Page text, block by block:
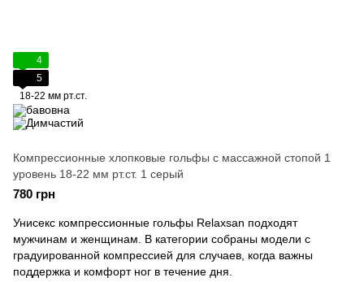
4
5
18-22 мм рт.ст.
Компрессионные хлопковые гольфы с массажной стопой 1
уровень 18-22 мм рт.ст. 1 серый
780 грн
Унисекс компрессионные гольфы Relaxsan подходят
мужчинам и женщинам. В категории собраны модели с
градуированной компрессией для случаев, когда важны
поддержка и комфорт ног в течение дня.